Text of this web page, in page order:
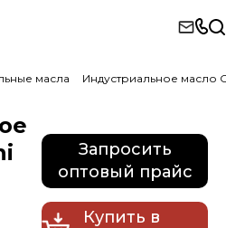
масла Индустриальное масло
Запросить
оптовый прайс
Купить в